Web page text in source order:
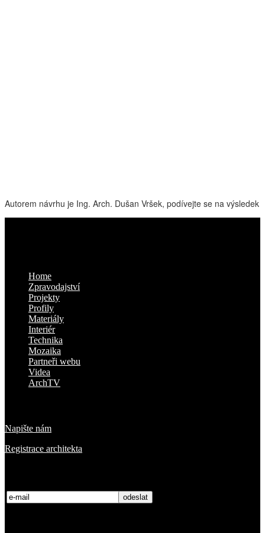
Autorem návrhu je Ing. Arch. Dušan Vršek, podívejte se na výsledek
Home
Zpravodajství
Projekty
Profily
Materiály
Interiér
Technika
Mozaika
Partneři webu
Videa
ArchTV
Napište nám
Registrace architekta